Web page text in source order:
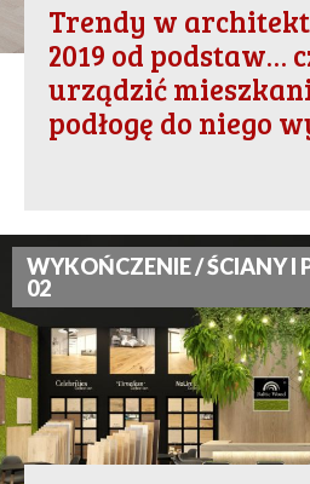
Trendy w
2019 od podstaw…
urządzić
podłogę do niego
WYKOŃCZENIE / ŚCIANY I
02